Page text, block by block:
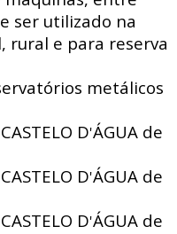
ser utilizado na
rural e para reserva
metálicos
D'ÁGUA de
D'ÁGUA de
D'ÁGUA de